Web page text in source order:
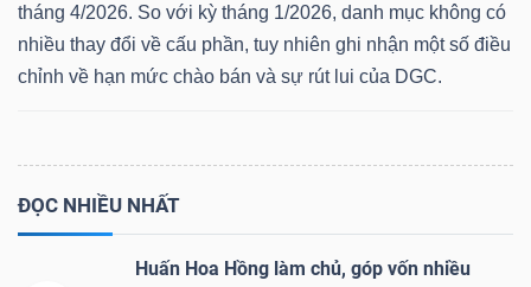
tháng 4/2026. So với kỳ tháng 1/2026, danh mục không có
nhiều thay đổi về cấu phần, tuy nhiên ghi nhận một số điều
chỉnh về hạn mức chào bán và sự rút lui của DGC.
ĐỌC NHIỀU NHẤT
Huấn Hoa Hồng làm chủ, góp vốn nhiều